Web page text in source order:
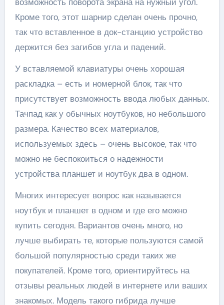
Кроме того, этот шарнир сделан очень прочно,
так что вставленное в док-станцию устройство
держится без загибов угла и падений.
У вставляемой клавиатуры очень хорошая
раскладка – есть и номерной блок, так что
присутствует возможность ввода любых данных.
Тачпад как у обычных ноутбуков, но небольшого
размера. Качество всех материалов,
используемых здесь – очень высокое, так что
можно не беспокоиться о надежности
устройства планшет и ноутбук два в одном.
Многих интересует вопрос как называется
ноутбук и планшет в одном и где его можно
купить сегодня. Вариантов очень много, но
лучше выбирать те, которые пользуются самой
большой популярностью среди таких же
покупателей. Кроме того, ориентируйтесь на
отзывы реальных людей в интернете или ваших
знакомых. Модель такого гибрида лучше